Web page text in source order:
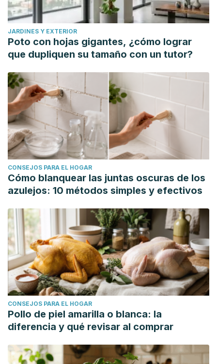
Retrieved December 9, 2020, from
https://www.bfrb.org/learn-about-bfrbs
JARDINES Y EXTERIOR
Poto con hojas gigantes, ¿cómo lograr
que dupliquen su tamaño con un tutor?
CONSEJOS PARA EL HOGAR
Cómo blanquear las juntas oscuras de los
azulejos: 10 métodos simples y efectivos
CONSEJOS PARA EL HOGAR
Pollo de piel amarilla o blanca: la
diferencia y qué revisar al comprar